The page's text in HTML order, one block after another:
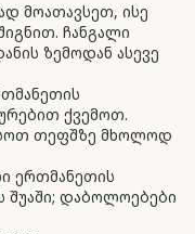
მოათავსეთ, ისე
ჩანგალი
ზემოდან ასევე
ქვემოთ.
თეფშზე მხოლოდ
ერთმანეთის
დაბოლოებები